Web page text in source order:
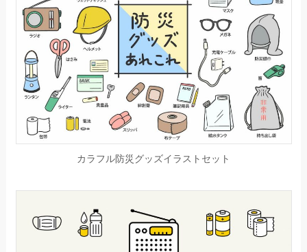
カラフル防災グッズイラストセット